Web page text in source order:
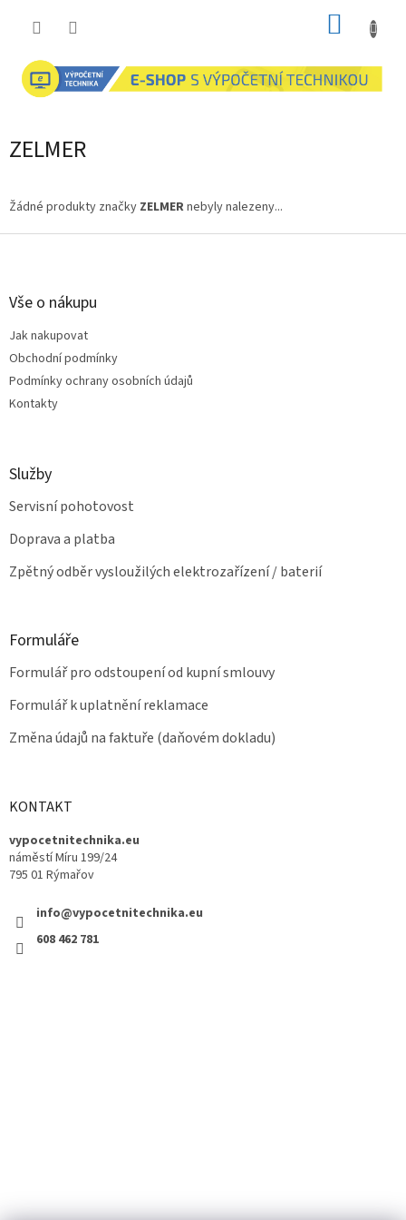
ZELMER
Žádné produkty značky ZELMERnebyly nalezeny...
Z
Vše o nákupu
Jak nakupovat
Obchodní podmínky
Podmínky ochrany osobních údajů
Kontakty
Služby
Servisní pohotovost
Doprava a platba
Zpětný odběr vysloužilých elektrozařízení / baterií
Formuláře
Formulář pro odstoupení od kupní smlouvy
Formulář k uplatnění reklamace
Změna údajů na faktuře (daňovém dokladu)
KONTAKT
vypocetnitechnika.eu
náměstí Míru 199/24
795 01 Rýmařov
info@vypocetnitechnika.eu
608 462 781